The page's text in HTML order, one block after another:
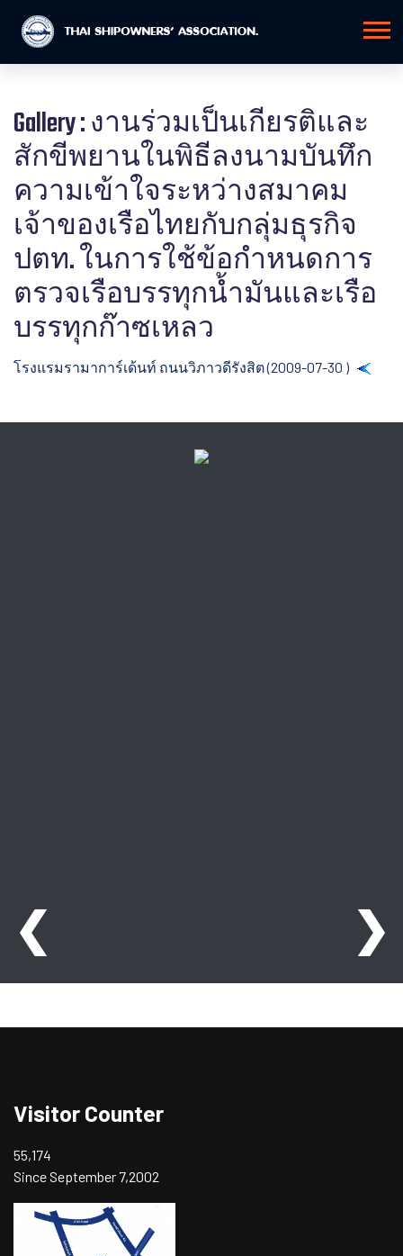
Gallery : งานร่วมเป็นเกียรติและ
สักขีพยานในพิธีลงนามบันทึก
ความเข้าใจระหว่างสมาคม
เจ้าของเรือไทยกับกลุ่มธุรกิจ
ปตท. ในการใช้ข้อกำหนดการ
ตรวจเรือบรรทุกน้ำมันและเรือ
บรรทุกก๊าซเหลว
โรงแรมรามาการ์เด้นท์ ถนนวิภาวดีรังสิต (2009-07-30 )
❮ ❯
Visitor Counter
55,174
Since September 7,2002